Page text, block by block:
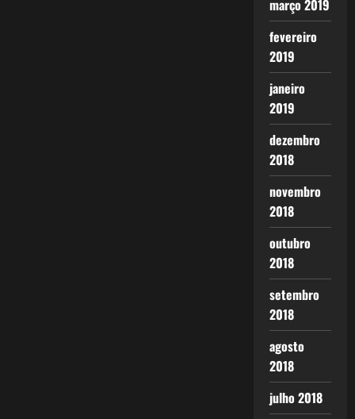
março 2019
fevereiro
2019
janeiro
2019
dezembro
2018
novembro
2018
outubro
2018
setembro
2018
agosto
2018
julho 2018